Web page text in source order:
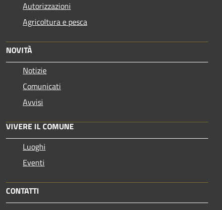
Autorizzazioni
Agricoltura e pesca
NOVITÀ
Notizie
Comunicati
Avvisi
VIVERE IL COMUNE
Luoghi
Eventi
CONTATTI